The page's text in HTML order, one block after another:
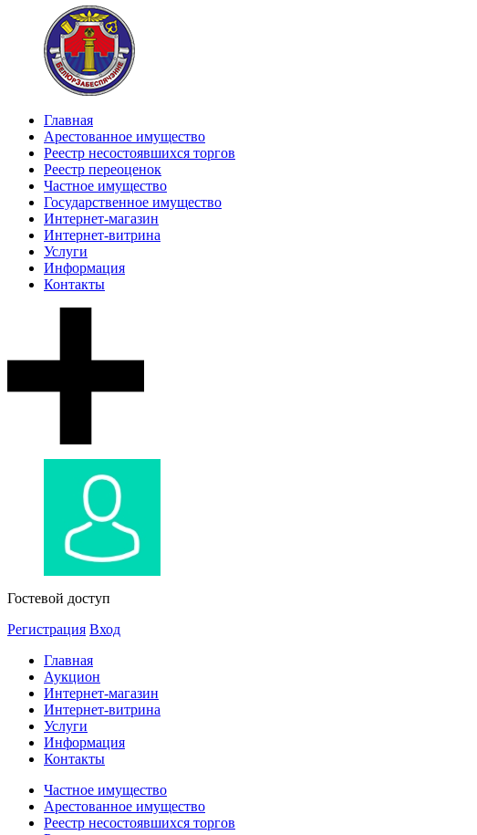
Главная
Арестованное имущество
Реестр несостоявшихся торгов
Реестр переоценок
Частное имущество
Государственное имущество
Интернет-магазин
Интернет-витрина
Услуги
Информация
Контакты
Гостевой доступ
Регистрация Вход
Главная
Аукцион
Интернет-магазин
Интернет-витрина
Услуги
Информация
Контакты
Частное имущество
Арестованное имущество
Реестр несостоявшихся торгов